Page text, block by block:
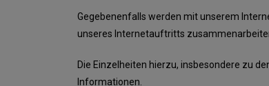
Gegebenenfalls werden mit unserem
unseres Internetauftritts
Die Einzelheiten hierzu, insbesondere zu
Informationen.